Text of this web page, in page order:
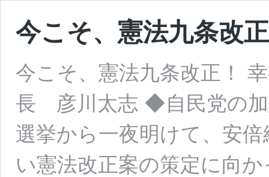
今こそ、憲法九条改
今こそ、憲法九条改正！
長 彦川太志 ◆自民党の加
選挙から一夜明けて、安
い憲法改正案の策定に向